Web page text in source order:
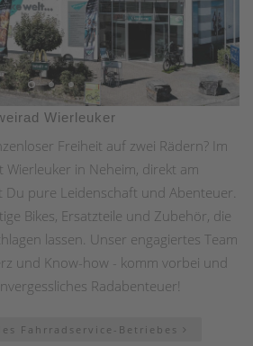
Wierleuker
Freiheit auf zwei Rädern? Im
Wierleuker in Neheim, direkt am
Du pure Leidenschaft und Abenteuer.
Bikes, Ersatzteile und Zubehör, die
lassen. Unser engagiertes Team
und Know-how - komm vorbei und
Radabenteuer!
Fahrradservice-Betriebes